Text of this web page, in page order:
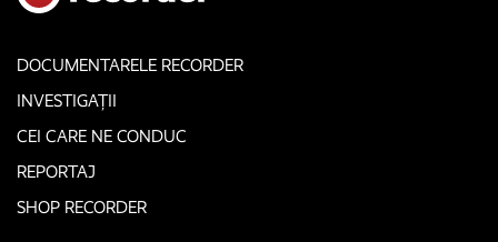
DOCUMENTARELE RECORDER
INVESTIGAȚII
CEI CARE NE CONDUC
REPORTAJ
SHOP RECORDER